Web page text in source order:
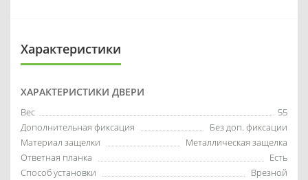
Характеристики
ХАРАКТЕРИСТИКИ ДВЕРИ
Вес
55
Дополнительная фиксация
Без доп. фиксации
Материал защелки
Металлическая защелка
Ответная планка
Есть
Способ установки
Врезной